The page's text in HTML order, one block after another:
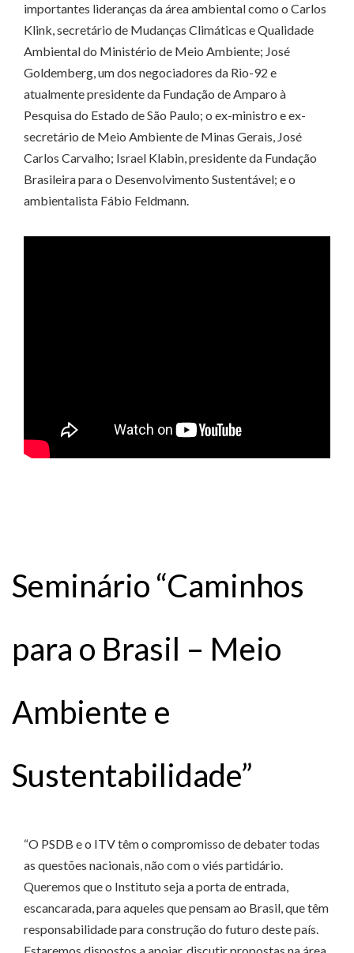
importantes lideranças da área ambiental como o Carlos
Klink, secretário de Mudanças Climáticas e Qualidade
Ambiental do Ministério de Meio Ambiente; José
Goldemberg, um dos negociadores da Rio-92 e
atualmente presidente da Fundação de Amparo à
Pesquisa do Estado de São Paulo; o ex-ministro e ex-
secretário de Meio Ambiente de Minas Gerais, José
Carlos Carvalho; Israel Klabin, presidente da Fundação
Brasileira para o Desenvolvimento Sustentável; e o
ambientalista Fábio Feldmann.
Seminário “Caminhos
para o Brasil – Meio
Ambiente e
Sustentabilidade”
“O PSDB e o ITV têm o compromisso de debater todas
as questões nacionais, não com o viés partidário.
Queremos que o Instituto seja a porta de entrada,
escancarada, para aqueles que pensam ao Brasil, que têm
responsabilidade para construção do futuro deste país.